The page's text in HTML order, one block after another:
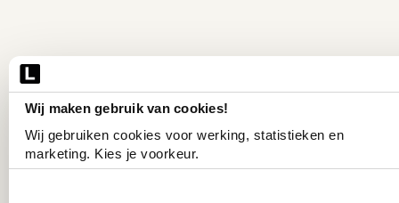
Wij maken gebruik van cookies!
Wij gebruiken cookies voor werking, statistieken en
marketing. Kies je voorkeur.